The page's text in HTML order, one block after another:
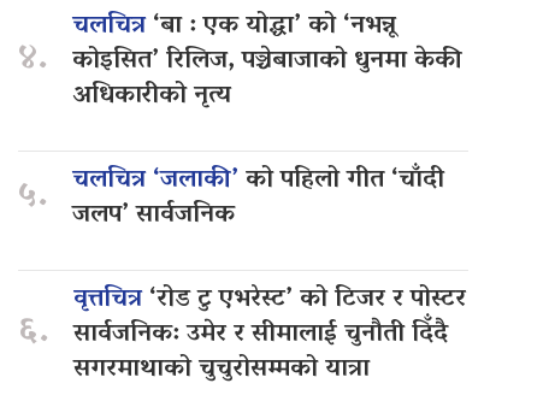
४.
चलचित्र‘बा : एक योद्धा’ को ‘नभन्नू
कोइसित’ रिलिज, पञ्चेबाजाको धुनमा केकी
अधिकारीको नृत्य
५. चलचित्र ‘जलाकी’को पहिलो गीत ‘चाँदी
जलप’ सार्वजनिक
६.
वृत्तचित्र‘रोड टु एभरेस्ट’ को टिजर र पोस्टर
सार्वजनिक: उमेर र सीमालाई चुनौती दिँदै
सगरमाथाको चुचुरोसम्मको यात्रा